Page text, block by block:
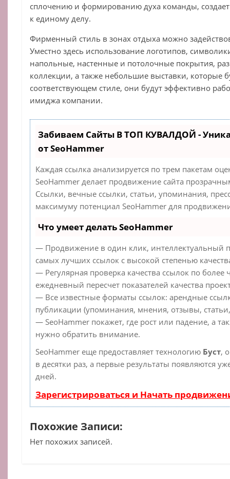
сплочению и формированию духа команды,
к единому делу.
Фирменный стиль в зонах отдыха можно
Уместно здесь использование логотипов,
напольные, настенные и потолочные покрытия,
коллекции, а также небольшие выставки, которые
соответствующем стиле, они будут эффективно
имиджа компании.
Забиваем Сайты В ТОП КУВАЛДОЙ -
от SeoHammer
Каждая ссылка анализируется по трем пакетам
SeoHammer делает продвижение сайта
Ссылки, вечные ссылки, статьи, упоминания,
максимуму потенциал SeoHammer для
Что умеет делать SeoHammer
— Продвижение в один клик, интеллектуальный
самых лучших ссылок с высокой степенью
— Регулярная проверка качества ссылок по более
ежедневный пересчет показателей качества
— Все известные форматы ссылок: арендные
публикации (упоминания, мнения, отзывы,
— SeoHammer покажет, где рост или падение, а
нужно обратить внимание.
SeoHammer еще предоставляет технологию Буст,
в десятки раз, а первые результаты появляются
дней.
Зарегистрироваться и Начать
Похожие Записи:
Нет похожих записей.